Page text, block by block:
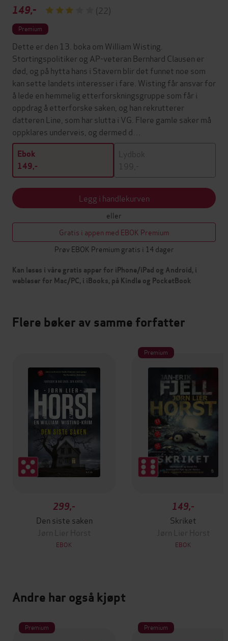
149,- (22)
Premium
Dette er den 13. boka om William Wisting.
Stortingspolitiker og AP-veteran Bernhard Clausen er
død, og på hytta hans i Stavern blir det funnet noe som
kan sette landets interesser i fare. Wisting får ansvar for
å lede en hemmelig etterforskningsgruppe som får i
oppdrag å etterforske saken, og han rekrutterer
datteren Line, som har slutta i VG. Flere gamle saker må
oppklares underveis, og dermed d…
Ebok
149,-
Lydbok
199,-
Legg i handlekurven
eller
Gratis i appen med EBOK Premium
Prøv EBOK Premium gratis i 14 dager
Kan leses i våre gratis apper for iPhone/iPad og Android, i
webleser for Mac/PC, i iBooks, på Kindle og PocketBook
Flere bøker av samme forfatter
299,-
Den siste saken
Jørn Lier Horst
EBOK
Premium
149,-
Skriket
Jørn Lier Horst
EBOK
Andre har også kjøpt
Premium Premium